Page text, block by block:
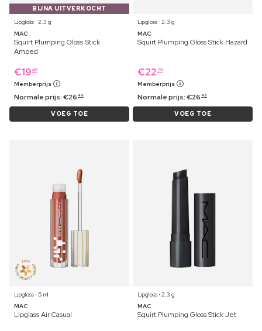
BIJNA UITVERKOCHT
Lipgloss ⋅ 2.3 g
MAC
Squirt Plumping Gloss Stick
Amped
€19 49
Memberprijs
Normale prijs:€26 49
VOEG TOE
Lipgloss ⋅ 2.3 g
MAC
Squirt Plumping Gloss Stick Hazard
€22 29
Memberprijs
Normale prijs:€26 49
VOEG TOE
Lipgloss ⋅ 5 ml
MAC
Lipglass Air Casual
Lipgloss ⋅ 2,3 g
MAC
Squirt Plumping Gloss Stick Jet